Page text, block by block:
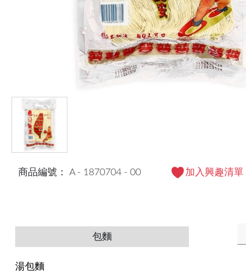
商品編號： A - 1870704 - 00 加入興趣清單
包麵
湯包麵